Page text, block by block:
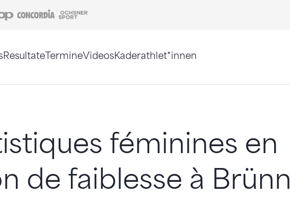
Coop Concordia
ResultateTermineVideosKaderathlet*innen
féminines en
de faiblesse à Brünn